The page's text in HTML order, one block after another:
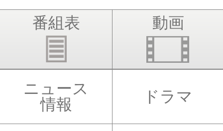
番組表 動画
ニュース
情報
ドラマ